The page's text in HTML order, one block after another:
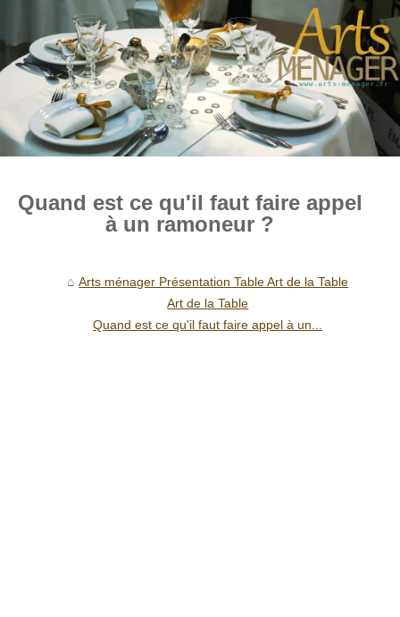
Quand est ce qu'il faut faire appel
à un ramoneur ?
Arts ménager Présentation Table Art de la Table
Art de la Table
Quand est ce qu'il faut faire appel à un...